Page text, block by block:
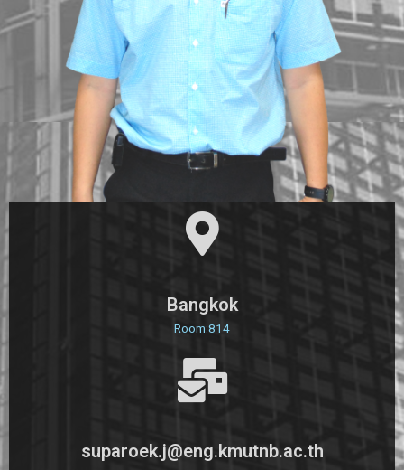
Bangkok
Room:814
suparoek.j@eng.kmutnb.ac.th